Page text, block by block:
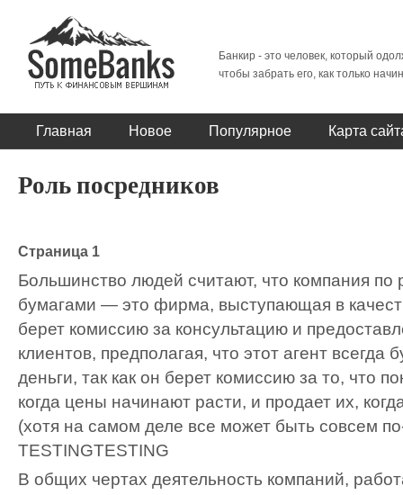
Банкир - это человек, который
чтобы забрать его, как только
Главная Новое Популярное Карта
Роль посредников
Страница 1
Большинство людей считают, что компания
бумагами — это фирма, выступающая в
берет комиссию за консультацию и
клиентов, предполагая, что этот агент всегда
деньги, так как он берет комиссию за то, что
когда цены начинают расти, и продает их,
(хотя на самом деле все может быть совсем
TESTINGTESTING
В общих чертах деятельность компаний,